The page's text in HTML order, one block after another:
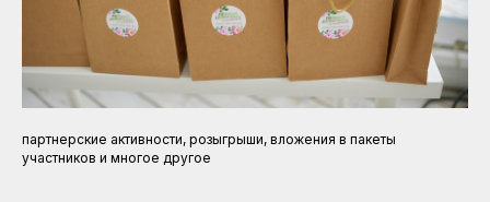
партнерские активности, розыгрыши, вложения в пакеты
участников и многое другое